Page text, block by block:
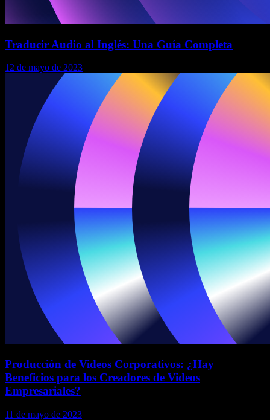
Traducir Audio al Inglés: Una Guía Completa
12 de mayo de 2023
Producción de Videos Corporativos: ¿Hay
Beneficios para los Creadores de Videos
Empresariales?
11 de mayo de 2023